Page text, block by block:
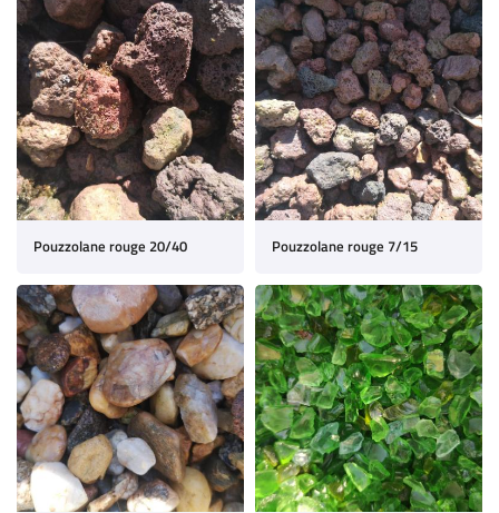
Pouzzolane rouge 20/40 Pouzzolane rouge 7/15